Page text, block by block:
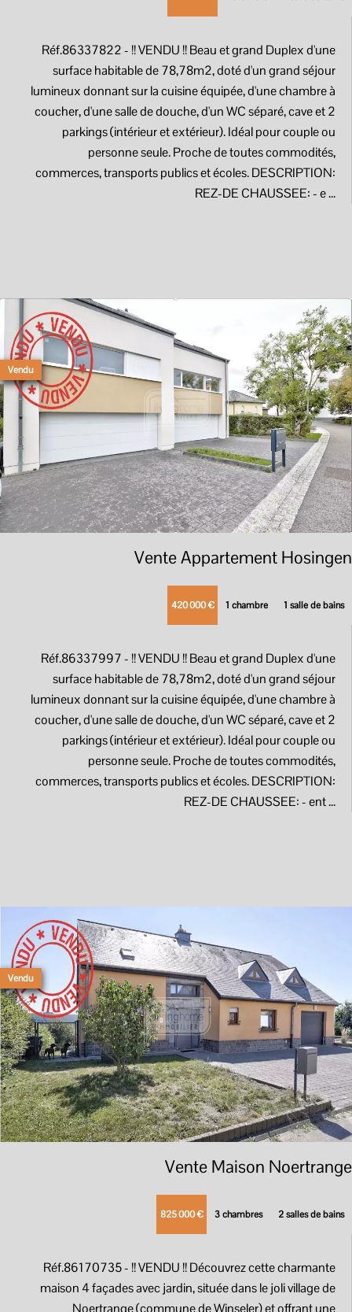
Réf.86337822- !! VENDU !! Beau et grand Duplex d'une
surface habitable de 78,78m2, doté d'un grand séjour
lumineux donnant sur la cuisine équipée, d'une chambre à
coucher, d'une salle de douche, d'un WC séparé, cave et 2
parkings (intérieur et extérieur). Idéal pour couple ou
personne seule. Proche de toutes commodités,
commerces, transports publics et écoles. DESCRIPTION:
REZ-DE CHAUSSEE: - e ...
Vente Appartement Hosingen
420 000 € 1 chambre 1 salle de bains
Réf.86337997- !! VENDU !! Beau et grand Duplex d'une
surface habitable de 78,78m2, doté d'un grand séjour
lumineux donnant sur la cuisine équipée, d'une chambre à
coucher, d'une salle de douche, d'un WC séparé, cave et 2
parkings (intérieur et extérieur). Idéal pour couple ou
personne seule. Proche de toutes commodités,
commerces, transports publics et écoles. DESCRIPTION:
REZ-DE CHAUSSEE: - ent ...
Vendu
Vente Maison Noertrange
825 000 € 3 chambres 2 salles de bains
Réf.86170735- !! VENDU !! Découvrez cette charmante
maison 4 façades avec jardin, située dans le joli village de
Noertrange (commune de Winseler) et offrant une
Vendu